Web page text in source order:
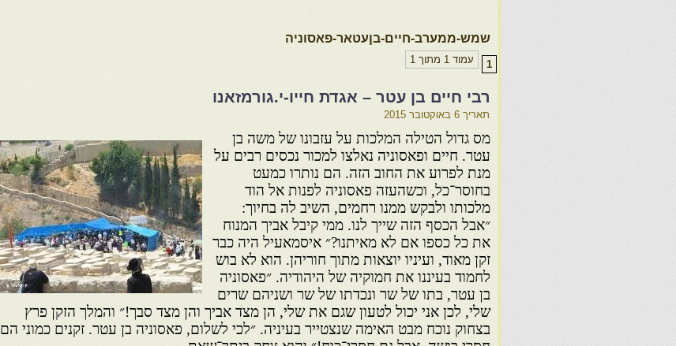
שמש-ממערב-חיים-בןעטאר-פאסוניה
עמוד 1 מתוך 1 1
רבי חיים בן עטר – אגדת חייו-י.גורמזאנו
תאריך 6 באוקטובר 2015
מס גדול הטילה המלכות על עזבונו של משה בן
עטר. חיים ופאסוניה נאלצו למכור נכסים רבים על
מנת לפרוע את החוב הזה. הם נותרו כמעט
בחוסר־כל, וכשהעזה פאסוניה לפנות אל הוד
מלכותו ולבקש ממנו רחמים, השיב לה בחיוך:
״אבל הכסף הזה שייך לנו. ממי קיבל אביך המנוח
את כל כספו אם לא מאיתנו?״ איסמאעיל היה כבר
זקן מאוד, ועיניו יוצאות מתוך חוריהן. הוא לא בוש
לחמוד בעיננו את חמוקיה של היהודיה. ״פאסוניה
בן עטר, בתו של שר ונכדתו של שר ושניהם שרים
שלי, לכן אני יכול לטעון שגם את שלי, הן מצד אביך והן מצד סבך!״ והמלך הזקן פרץ
בצחוק נוכח מבט האימה שנצטייר בעיניה. ״לכי לשלום, פאסוניה בן עטר. זקנים כמוני הם